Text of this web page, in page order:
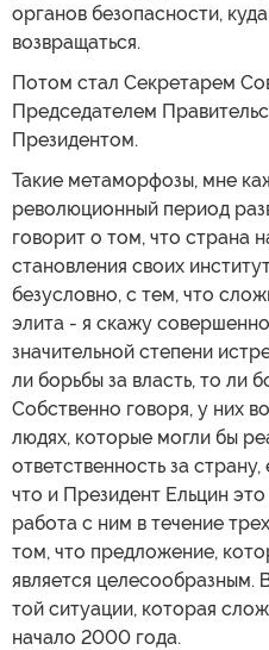
органов безопасности,
возвращаться.
Потом стал Секретарем
Председателем
Президентом.
Такие метаморфозы, мне
революционный период
говорит о том, что страна
становления своих
безусловно, с тем, что
элита - я скажу
значительной степени
ли борьбы за власть, то ли
Собственно говоря, у них
людях, которые могли бы
ответственность за
что и Президент Ельцин
работа с ним в течение
том, что предложение,
является целесообразным.
той ситуации, которая
начало 2000 года.